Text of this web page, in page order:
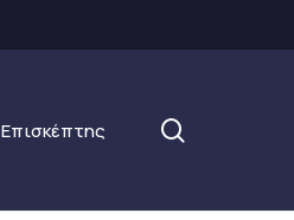
Επισκέπτης